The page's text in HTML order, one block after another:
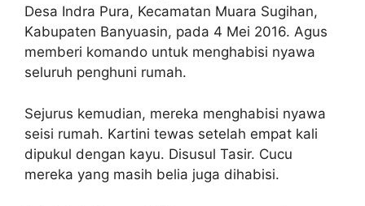
Desa Indra Pura, Kecamatan Muara Sugihan,
Kabupaten Banyuasin, pada 4 Mei 2016. Agus
memberi komando untuk menghabisi nyawa
seluruh penghuni rumah.
Sejurus kemudian, mereka menghabisi nyawa
seisi rumah. Kartini tewas setelah empat kali
dipukul dengan kayu. Disusul Tasir. Cucu
mereka yang masih belia juga dihabisi.